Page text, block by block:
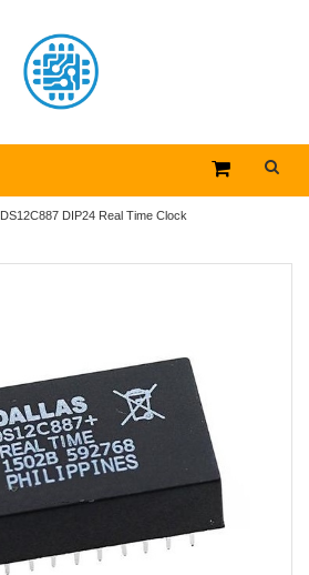
DS12C887 DIP24 Real Time Clock